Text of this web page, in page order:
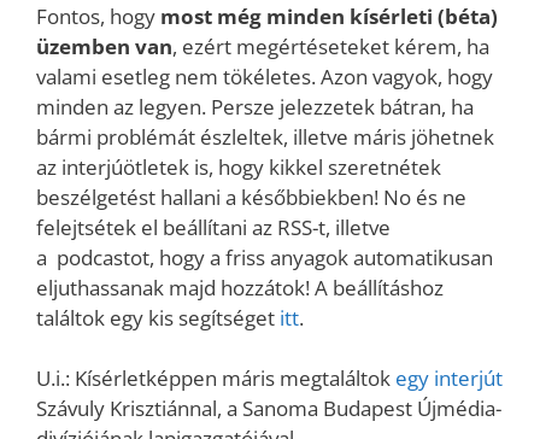
Fontos, hogy most még minden kísérleti (béta)
üzemben van, ezért megértéseteket kérem, ha
valami esetleg nem tökéletes. Azon vagyok, hogy
minden az legyen. Persze jelezzetek bátran, ha
bármi problémát észleltek, illetve máris jöhetnek
az interjúötletek is, hogy kikkel szeretnétek
beszélgetést hallani a későbbiekben! No és ne
felejtsétek el beállítani az RSS-t, illetve
a podcastot, hogy a friss anyagok automatikusan
eljuthassanak majd hozzátok! A beállításhoz
találtok egy kis segítséget itt.
U.i.: Kísérletképpen máris megtaláltok egy interjút
Szávuly Krisztiánnal, a Sanoma Budapest Újmédia-